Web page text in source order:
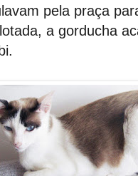
pela praça
a gorducha